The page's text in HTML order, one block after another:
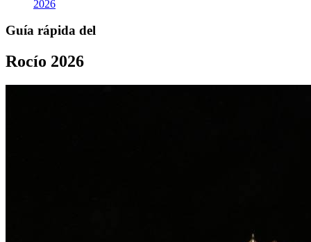
2026
Guía rápida del
Rocío 2026